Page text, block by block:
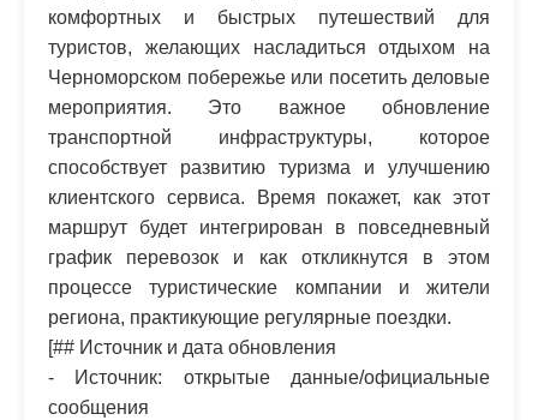
комфортных и быстрых путешествий для
туристов, желающих насладиться отдыхом на
Черноморском побережье или посетить деловые
мероприятия. Это важное обновление
транспортной инфраструктуры, которое
способствует развитию туризма и улучшению
клиентского сервиса. Время покажет, как этот
маршрут будет интегрирован в повседневный
график перевозок и как откликнутся в этом
процессе туристические компании и жители
региона, практикующие регулярные поездки.
[## Источник и дата обновления
- Источник: открытые данные/официальные
сообщения